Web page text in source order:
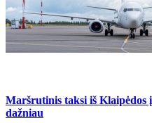
Maršrutinis taksi iš Klaipėdos
dažniau